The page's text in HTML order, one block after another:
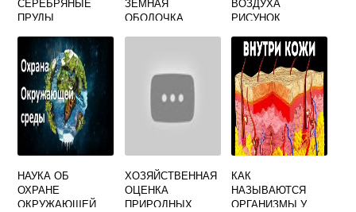
ПРУДЫ
ОБОЛОЧКА
РИСУНОК
НАУКА ОБ
ОХРАНЕ
ОКРУЖАЮЩЕЙ
ХОЗЯЙСТВЕННАЯ
ОЦЕНКА
ПРИРОДНЫХ
КАК
НАЗЫВАЮТСЯ
ОРГАНИЗМЫ У